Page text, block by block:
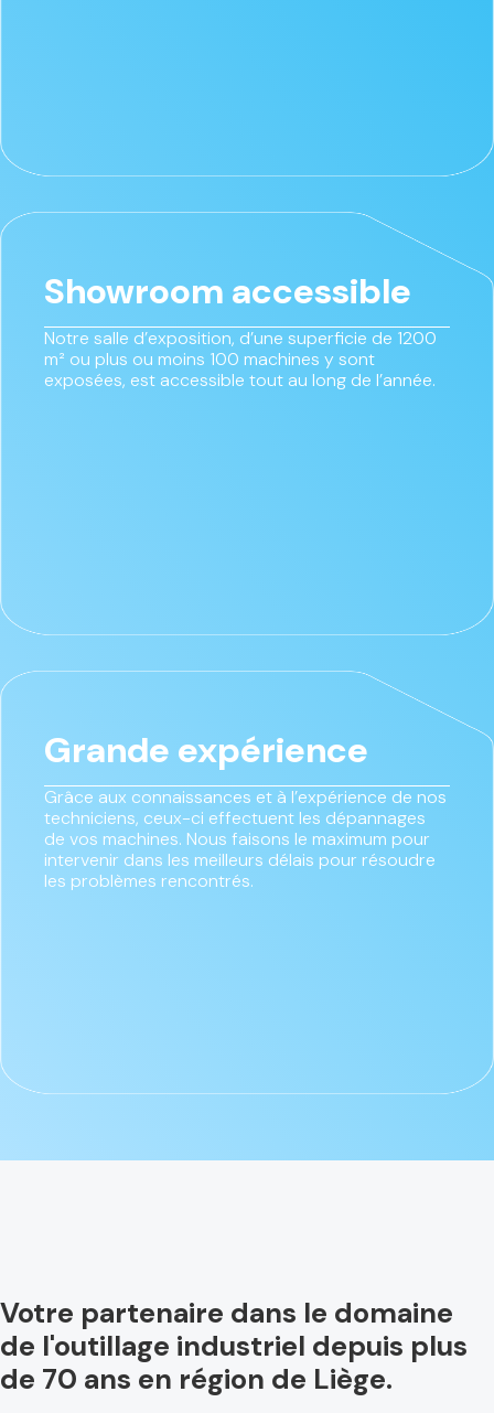
Showroom accessible
Notre salle d’exposition, d’une superficie de 1200
m² ou plus ou moins 100 machines y sont
exposées, est accessible tout au long de l’année.
Grande expérience
Grâce aux connaissances et à l’expérience de nos
techniciens, ceux-ci effectuent les dépannages
de vos machines. Nous faisons le maximum pour
intervenir dans les meilleurs délais pour résoudre
les problèmes rencontrés.
Votre partenaire dans le domaine
de l'outillage industriel depuis plus
de 70 ans en région de Liège.